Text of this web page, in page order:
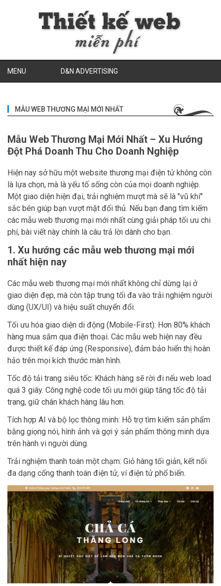
MENU D&N ADVERTISING
MẪU WEB THƯƠNG MẠI MỚI NHẤT
Mẫu Web Thương Mại Mới Nhất – Xu Hướng
Đột Phá Doanh Thu Cho Doanh Nghiệp
Hiện nay sở hữu một website thương mại điện tử không còn
là lựa chọn, mà là yếu tố sống còn của mọi doanh nghiệp.
Một giao diện hiện đại, trải nghiệm mượt mà sẽ là "vũ khí"
sắc bén giúp bạn vượt mặt đối thủ. Nếu bạn đang tìm kiếm
các mẫu web thương mại mới nhất cùng giải pháp tối ưu chi
phí, bài viết này chính là câu trả lời dành cho bạn.
1. Xu hướng các mẫu web thương mại mới
nhất hiện nay
Các mẫu web thương mại mới nhất không chỉ dừng lại ở
giao diện đẹp, mà còn tập trung tối đa vào trải nghiệm người
dùng (UX/UI) và hiệu suất chuyển đổi.
Tối ưu hóa giao diện di động (Mobile-First): Hơn 80% khách
hàng mua sắm qua điện thoại. Các mẫu web hiện nay đều
được thiết kế đáp ứng (Responsive), đảm bảo hiển thị hoàn
hảo trên mọi kích thước màn hình.
Tốc độ tải trang siêu tốc: Khách hàng sẽ rời đi nếu web load
quá 3 giây. Công nghệ code tối ưu mới giúp tăng tốc độ tải
trang, giữ chân khách hàng lâu hơn.
Tích hợp AI và bộ lọc thông minh: Hỗ trợ tìm kiếm sản phẩm
bằng giọng nói, hình ảnh và gợi ý sản phẩm thông minh dựa
trên hành vi người dùng.
Trải nghiệm thanh toán một chạm: Giỏ hàng tối giản, kết nối
đa dạng cổng thanh toán điện tử, ví điện tử phổ biến.